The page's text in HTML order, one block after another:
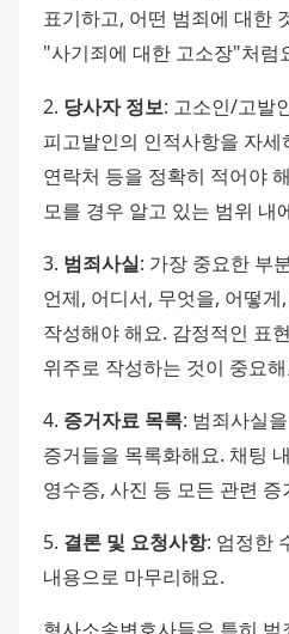
표기하고, 어떤 범죄에 대한
"사기죄에 대한 고소장"처럼
2. 당사자 정보: 고소인/고발
피고발인의 인적사항을 자
연락처 등을 정확히 적어야
모를 경우 알고 있는 범위 내
3. 범죄사실: 가장 중요한 부
언제, 어디서, 무엇을, 어떻
작성해야 해요. 감정적인 표
위주로 작성하는 것이 중요
4. 증거자료 목록: 범죄사실
증거들을 목록화해요. 채팅
영수증, 사진 등 모든 관련 증
5. 결론 및 요청사항: 엄정한
내용으로 마무리해요.